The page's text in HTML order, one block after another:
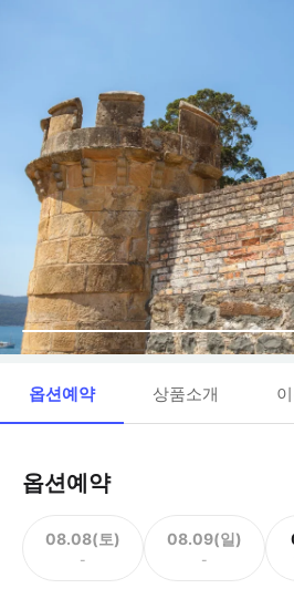
옵션예약 상품소개
옵션예약
08.08(토)
-
08.09(일)
-